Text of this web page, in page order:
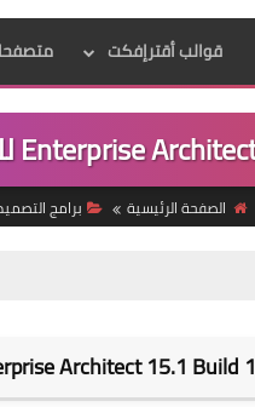
قوالب أقترإفكت
الصفحة الرئيسية برامج